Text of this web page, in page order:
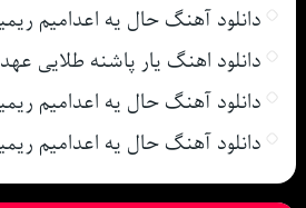
دانلود آهنگ حال یه اعدامیم
دانلود اهنگ یار پاشنه طلایی
دانلود آهنگ حال یه اعدامیم
دانلود آهنگ حال یه اعدامیم